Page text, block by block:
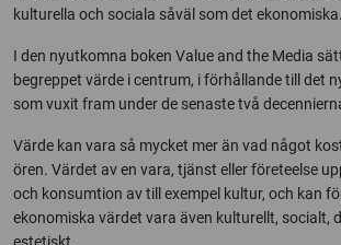
kulturella och sociala såväl som det ekonomiska.
I den nyutkomna boken Value and the Media
begreppet värde i centrum, i förhållande till det
som vuxit fram under de senaste två
Värde kan vara så mycket mer än vad något
ören. Värdet av en vara, tjänst eller företeelse
och konsumtion av till exempel kultur, och kan
ekonomiska värdet vara även kulturellt, socialt,